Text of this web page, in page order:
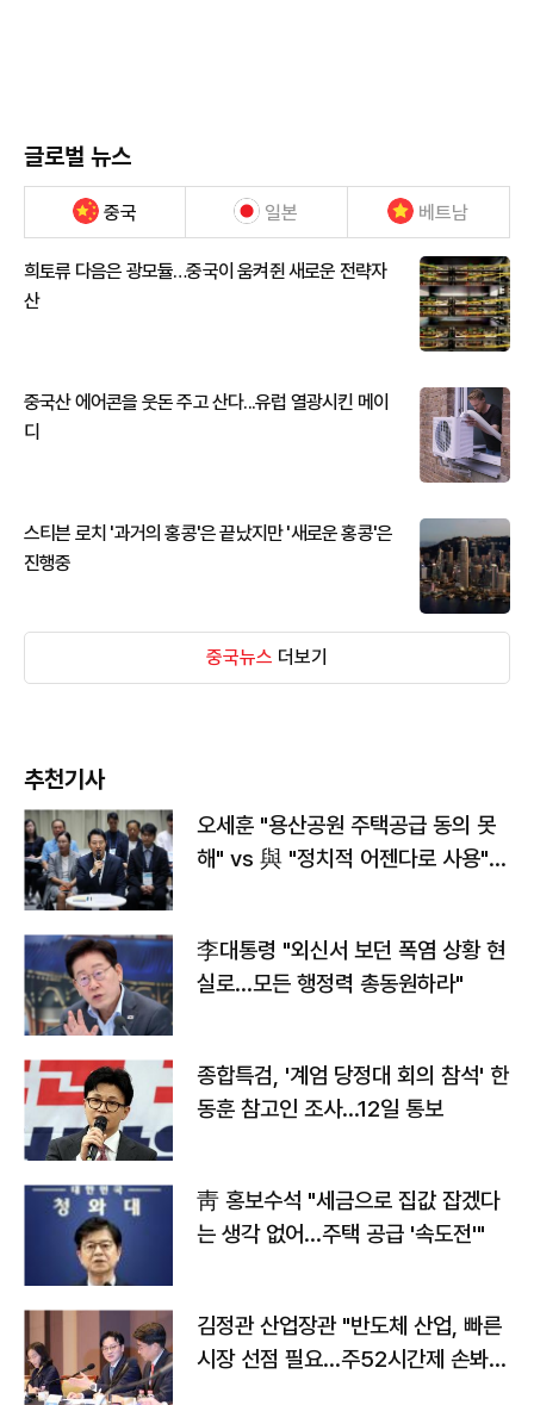
글로벌 뉴스
중국 일본 베트남
희토류 다음은 광모듈…중국이 움켜쥔 새로운 전략자
산
중국산 에어콘을 웃돈 주고 산다...유럽 열광시킨 메이
디
스티븐 로치 '과거의 홍콩'은 끝났지만 '새로운 홍콩'은
진행중
중국뉴스 더보기
추천기사
오세훈 "용산공원 주택공급 동의 못
해" vs 與 "정치적 어젠다로 사용"
李대통령 "외신서 보던 폭염 상황 현
실로…모든 행정력 총동원하라"
종합특검, '계엄 당정대 회의 참석' 한
동훈 참고인 조사...12일 통보
靑 홍보수석 "세금으로 집값 잡겠다
는 생각 없어…주택 공급 '속도전'"
김정관 산업장관 "반도체 산업, 빠른
시장 선점 필요…주52시간제 손봐